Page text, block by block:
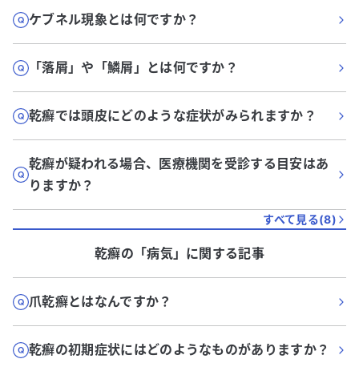
ケブネル現象とは何ですか？
「落屑」や「鱗屑」とは何ですか？
乾癬では頭皮にどのような症状がみられますか？
乾癬が疑われる場合、医療機関を受診する目安はあ
りますか？
すべて見る(8)
乾癬の「病気」に関する記事
爪乾癬とはなんですか？
乾癬の初期症状にはどのようなものがありますか？